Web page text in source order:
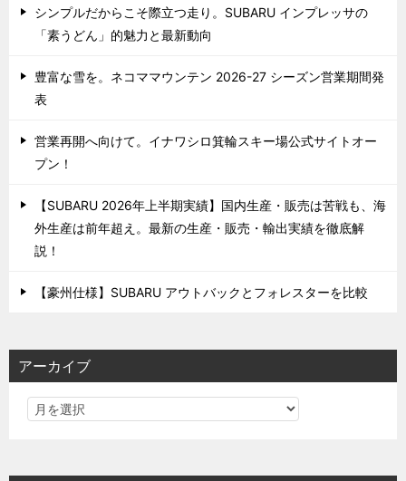
シンプルだからこそ際立つ走り。SUBARU インプレッサの
「素うどん」的魅力と最新動向
豊富な雪を。ネコママウンテン 2026-27 シーズン営業期間発
表
営業再開へ向けて。イナワシロ箕輪スキー場公式サイトオー
プン！
【SUBARU 2026年上半期実績】国内生産・販売は苦戦も、海
外生産は前年超え。最新の生産・販売・輸出実績を徹底解
説！
【豪州仕様】SUBARU アウトバックとフォレスターを比較
アーカイブ